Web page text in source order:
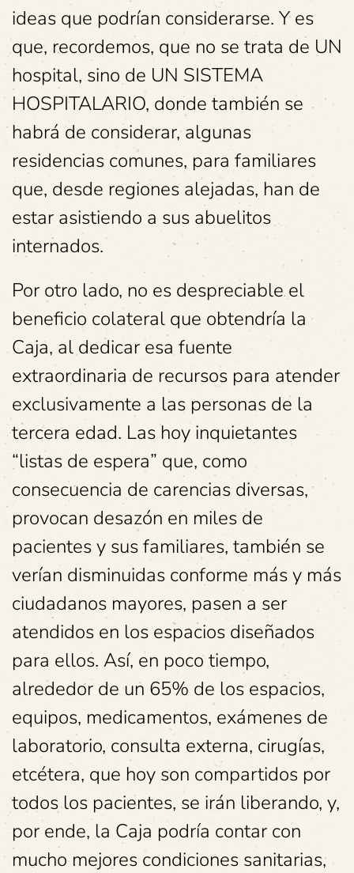
ideas que podrían considerarse. Y es
que, recordemos, que no se trata de UN
hospital, sino de UN SISTEMA
HOSPITALARIO, donde también se
habrá de considerar, algunas
residencias comunes, para familiares
que, desde regiones alejadas, han de
estar asistiendo a sus abuelitos
internados.
Por otro lado, no es despreciable el
beneficio colateral que obtendría la
Caja, al dedicar esa fuente
extraordinaria de recursos para atender
exclusivamente a las personas de la
tercera edad. Las hoy inquietantes
“listas de espera” que, como
consecuencia de carencias diversas,
provocan desazón en miles de
pacientes y sus familiares, también se
verían disminuidas conforme más y más
ciudadanos mayores, pasen a ser
atendidos en los espacios diseñados
para ellos. Así, en poco tiempo,
alrededor de un 65% de los espacios,
equipos, medicamentos, exámenes de
laboratorio, consulta externa, cirugías,
etcétera, que hoy son compartidos por
todos los pacientes, se irán liberando, y,
por ende, la Caja podría contar con
mucho mejores condiciones sanitarias,